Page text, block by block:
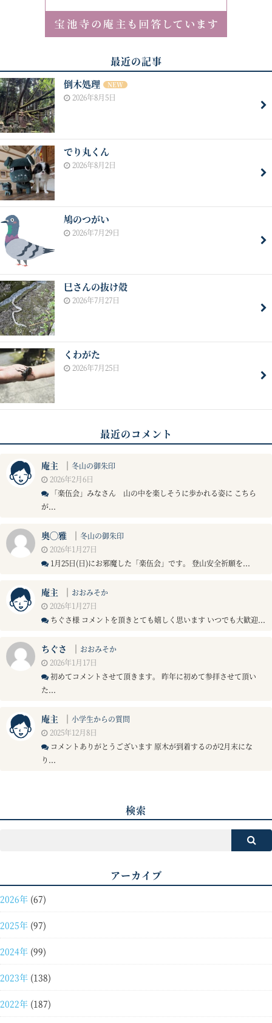
最近の記事
倒木処理 NEW
2026年8月5日
でり丸くん
2026年8月2日
鳩のつがい
2026年7月29日
巳さんの抜け殻
2026年7月27日
くわがた
2026年7月25日
最近のコメント
庵主 ｜ 冬山の御朱印
2026年2月6日
「楽伍会」みなさん 山の中を楽しそうに歩かれる姿に こちら
が...
奥◯雅 ｜ 冬山の御朱印
2026年1月27日
1月25日(日)にお邪魔した「楽伍会」です。 登山安全祈願を...
庵主 ｜ おおみそか
2026年1月27日
ちぐさ様 コメントを頂きとても嬉しく思います いつでも大歓迎...
ちぐさ ｜ おおみそか
2026年1月17日
初めてコメントさせて頂きます。 昨年に初めて参拝させて頂い
た...
庵主 ｜ 小学生からの質問
2025年12月8日
コメントありがとうございます 原木が到着するのが2月末にな
り...
検索
アーカイブ
2026年 (67)
2025年 (97)
2024年 (99)
2023年 (138)
2022年 (187)